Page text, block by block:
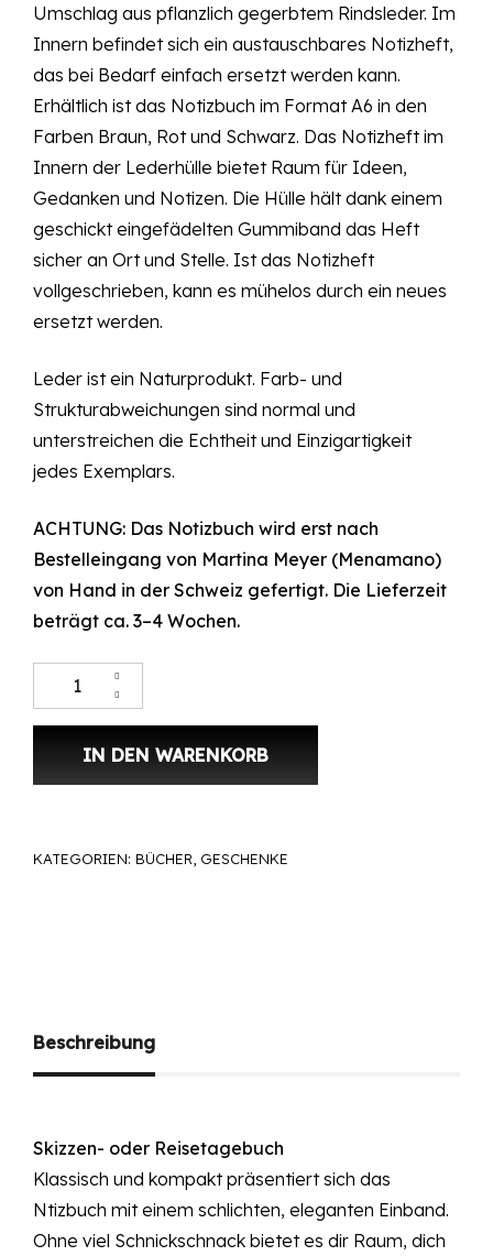
Umschlag aus pflanzlich gegerbtem Rindsleder. Im
Innern befindet sich ein austauschbares Notizheft,
das bei Bedarf einfach ersetzt werden kann.
Erhältlich ist das Notizbuch im Format A6 in den
Farben Braun, Rot und Schwarz. Das Notizheft im
Innern der Lederhülle bietet Raum für Ideen,
Gedanken und Notizen. Die Hülle hält dank einem
geschickt eingefädelten Gummiband das Heft
sicher an Ort und Stelle. Ist das Notizheft
vollgeschrieben, kann es mühelos durch ein neues
ersetzt werden.
Leder ist ein Naturprodukt. Farb- und
Strukturabweichungen sind normal und
unterstreichen die Echtheit und Einzigartigkeit
jedes Exemplars.
ACHTUNG: Das Notizbuch wird erst nach
Bestelleingang von Martina Meyer (Menamano)
von Hand in der Schweiz gefertigt. Die Lieferzeit
beträgt ca. 3–4 Wochen.
Leder Notizbuch St.Gallen – Braun Weiss Menge
IN DEN WARENKORB
KATEGORIEN: BÜCHER GESCHENKE
Beschreibung
Skizzen- oder Reisetagebuch
Klassisch und kompakt präsentiert sich das
Ntizbuch mit einem schlichten, eleganten Einband.
Ohne viel Schnickschnack bietet es dir Raum, dich